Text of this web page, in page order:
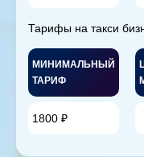
Тарифы на такси
МИНИМАЛЬНЫЙ
ТАРИФ
1800 ₽